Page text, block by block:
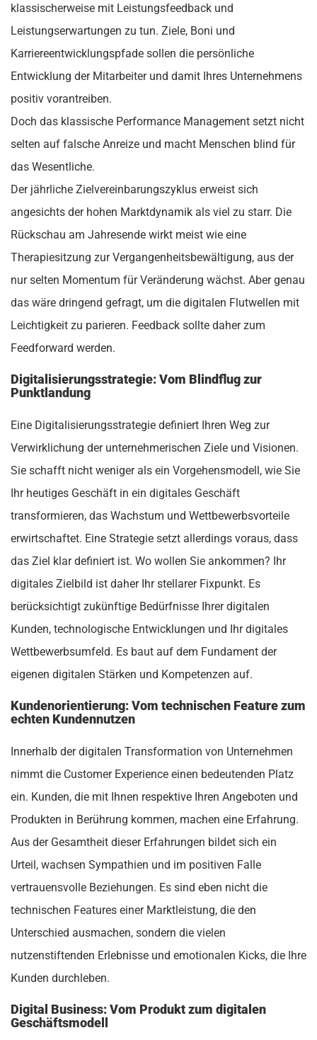
klassischerweise mit Leistungsfeedback und
Leistungserwartungen zu tun. Ziele, Boni und
Karriereentwicklungspfade sollen die persönliche
Entwicklung der Mitarbeiter und damit Ihres Unternehmens
positiv vorantreiben.
Doch das klassische Performance Management setzt nicht
selten auf falsche Anreize und macht Menschen blind für
das Wesentliche.
Der jährliche Zielvereinbarungszyklus erweist sich
angesichts der hohen Marktdynamik als viel zu starr. Die
Rückschau am Jahresende wirkt meist wie eine
Therapiesitzung zur Vergangenheitsbewältigung, aus der
nur selten Momentum für Veränderung wächst. Aber genau
das wäre dringend gefragt, um die digitalen Flutwellen mit
Leichtigkeit zu parieren. Feedback sollte daher zum
Feedforward werden.
Digitalisierungsstrategie: Vom Blindflug zur
Punktlandung
Eine Digitalisierungsstrategie definiert Ihren Weg zur
Verwirklichung der unternehmerischen Ziele und Visionen.
Sie schafft nicht weniger als ein Vorgehensmodell, wie Sie
Ihr heutiges Geschäft in ein digitales Geschäft
transformieren, das Wachstum und Wettbewerbsvorteile
erwirtschaftet. Eine Strategie setzt allerdings voraus, dass
das Ziel klar definiert ist. Wo wollen Sie ankommen? Ihr
digitales Zielbild ist daher Ihr stellarer Fixpunkt. Es
berücksichtigt zukünftige Bedürfnisse Ihrer digitalen
Kunden, technologische Entwicklungen und Ihr digitales
Wettbewerbsumfeld. Es baut auf dem Fundament der
eigenen digitalen Stärken und Kompetenzen auf.
Kundenorientierung: Vom technischen Feature zum
echten Kundennutzen
Innerhalb der digitalen Transformation von Unternehmen
nimmt die Customer Experience einen bedeutenden Platz
ein. Kunden, die mit Ihnen respektive Ihren Angeboten und
Produkten in Berührung kommen, machen eine Erfahrung.
Aus der Gesamtheit dieser Erfahrungen bildet sich ein
Urteil, wachsen Sympathien und im positiven Falle
vertrauensvolle Beziehungen. Es sind eben nicht die
technischen Features einer Marktleistung, die den
Unterschied ausmachen, sondern die vielen
nutzenstiftenden Erlebnisse und emotionalen Kicks, die Ihre
Kunden durchleben.
Digital Business: Vom Produkt zum digitalen
Geschäftsmodell